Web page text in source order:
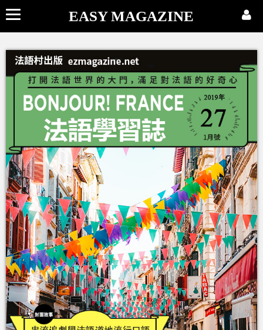
EASY MAGAZINE